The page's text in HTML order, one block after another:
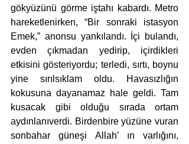
gökyüzünü görme iştahı kabardı. Metro
hareketlenirken, “Bir sonraki istasyon
Emek,” anonsu yankılandı. İçi bulandı,
evden çıkmadan yedirip, içirdikleri
etkisini gösteriyordu; terledi, sırtı, boynu
yine sırılsıklam oldu. Havasızlığın
kokusuna dayanamaz hale geldi. Tam
kusacak gibi olduğu sırada ortam
aydınlanıverdi. Birdenbire yüzüne vuran
sonbahar güneşi Allah’ ın varlığını,